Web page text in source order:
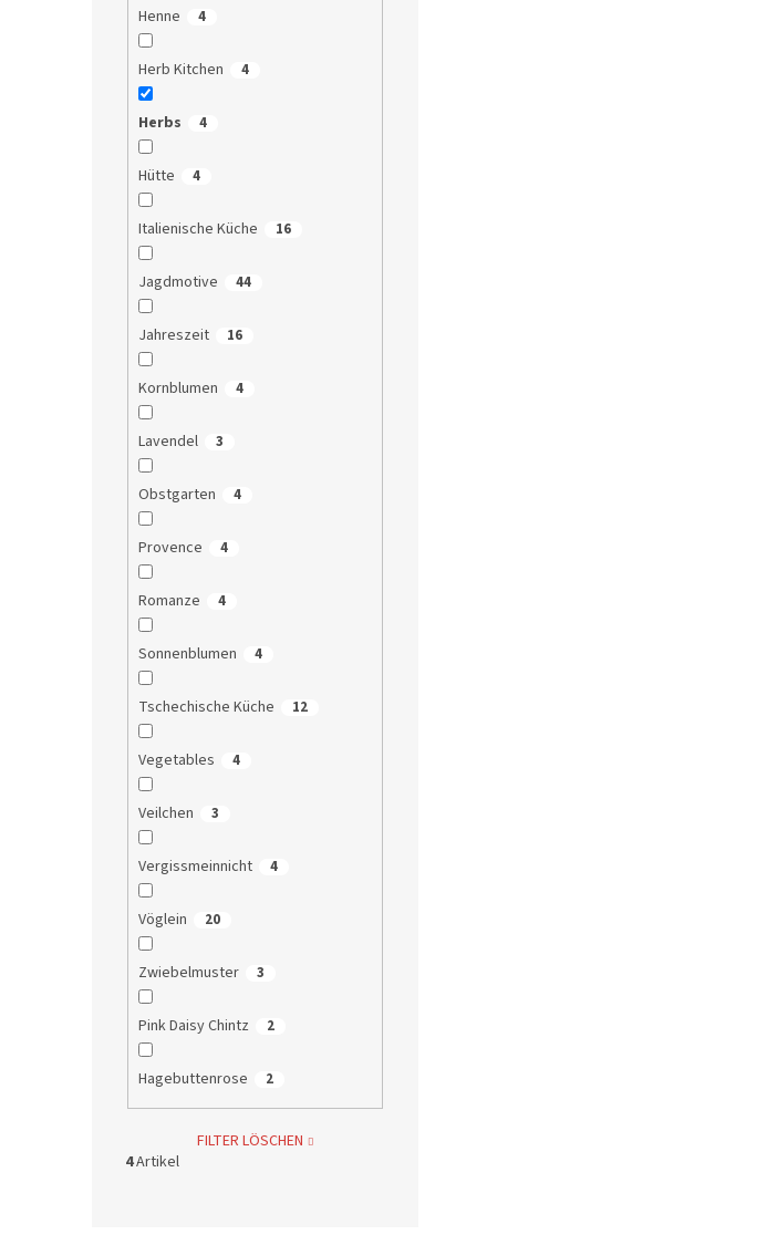
Henne 4
Herb Kitchen 4
Herbs 4
Hütte 4
Italienische Küche 16
Jagdmotive 44
Jahreszeit 16
Kornblumen 4
Lavendel 3
Obstgarten 4
Provence 4
Romanze 4
Sonnenblumen 4
Tschechische Küche 12
Vegetables 4
Veilchen 3
Vergissmeinnicht 4
Vöglein 20
Zwiebelmuster 3
Pink Daisy Chintz 2
Hagebuttenrose 2
FILTER LÖSCHEN
4Artikel